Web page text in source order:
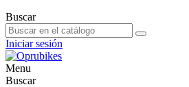
Buscar
Iniciar sesión
Menu
Buscar